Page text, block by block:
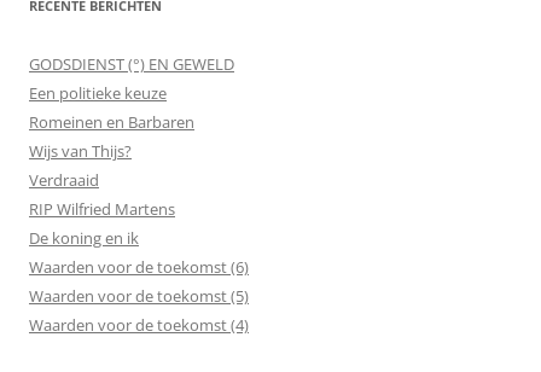
RECENTE BERICHTEN
GODSDIENST (°) EN GEWELD
Een politieke keuze
Romeinen en Barbaren
Wijs van Thijs?
Verdraaid
RIP Wilfried Martens
De koning en ik
Waarden voor de toekomst (6)
Waarden voor de toekomst (5)
Waarden voor de toekomst (4)